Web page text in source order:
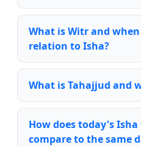
What is Witr and
relation to Isha?
What is Tahajjud and
How does today's
compare to the same